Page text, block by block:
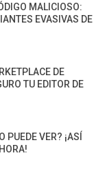
MALICIOSO:
EVASIVAS DE
DE
TU EDITOR DE
PUEDE VER? ¡ASÍ